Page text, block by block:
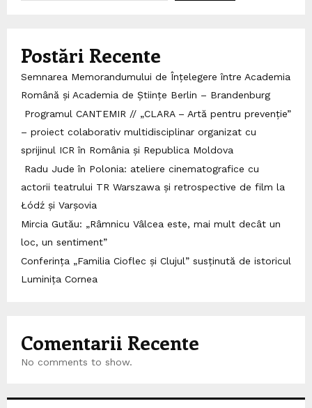
Postări Recente
Semnarea Memorandumului de Înțelegere între Academia
Română și Academia de Științe Berlin – Brandenburg
Programul CANTEMIR // „CLARA – Artă pentru prevenție”
– proiect colaborativ multidisciplinar organizat cu
sprijinul ICR în România și Republica Moldova
Radu Jude în Polonia: ateliere cinematografice cu
actorii teatrului TR Warszawa și retrospective de film la
Łódź și Varșovia
Mircia Gutău: „Râmnicu Vâlcea este, mai mult decât un
loc, un sentiment”
Conferința „Familia Cioflec și Clujul” susținută de istoricul
Luminița Cornea
Comentarii Recente
No comments to show.